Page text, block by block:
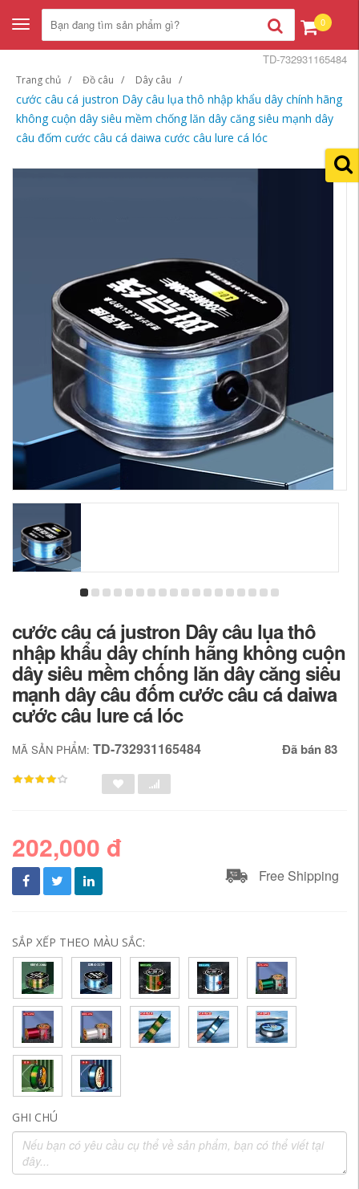
Toggle
navigation
0
Trang chủ Đồ câu Dây câu
cước câu cá justron Dây câu lụa thô nhập khẩu dây chính hãng
không cuộn dây siêu mềm chống lăn dây căng siêu mạnh dây
câu đốm cước câu cá daiwa cước câu lure cá lóc
TD-732931165484
cước câu cá justron Dây câu lụa thô
nhập khẩu dây chính hãng không cuộn
dây siêu mềm chống lăn dây căng siêu
mạnh dây câu đốm cước câu cá daiwa
cước câu lure cá lóc
MÃ SẢN PHẨM: TD-732931165484 Đã bán 83
202,000 đ
Free Shipping
SẮP XẾP THEO MÀU SẮC:
GHI CHÚ